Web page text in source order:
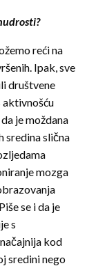
reći na
Ipak, sve
društvene
aktivnošću
je moždana
sredina slična
mozga
Piše se i da je
s
kod
sredini nego